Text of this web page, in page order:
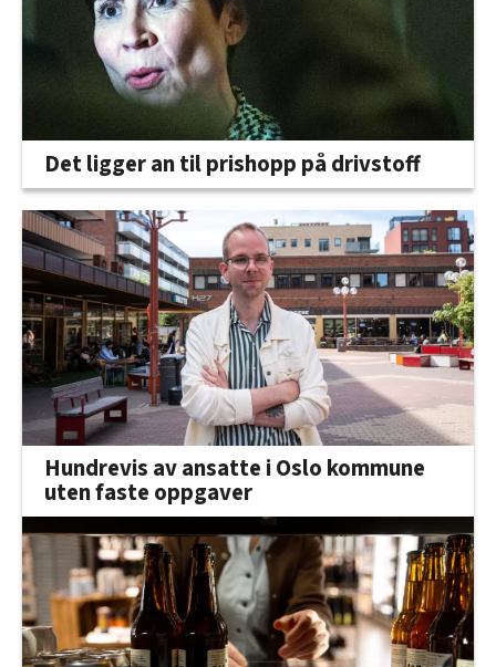
Det ligger an til prishopp på drivstoff
Hundrevis av ansatte i Oslo kommune
uten faste oppgaver